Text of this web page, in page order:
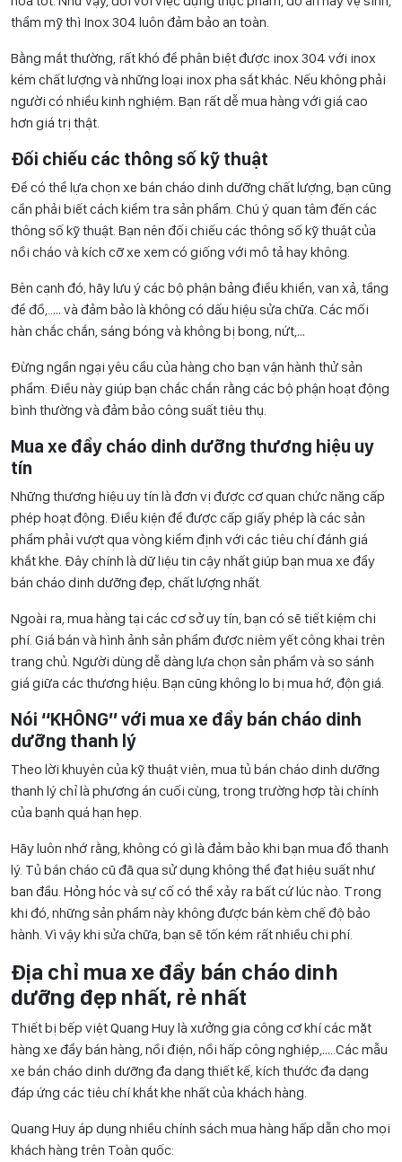
thẩm mỹ thì Inox 304 luôn đảm bảo an toàn.
Bằng mắt thường, rất khó để phân biệt được inox 304 với inox
kém chất lượng và những loại inox pha sắt khác. Nếu không phải
người có nhiều kinh nghiệm. Bạn rất dễ mua hàng với giá cao
hơn giá trị thật.
Đối chiếu các thông số kỹ thuật
Để có thể lựa chọn xe bán cháo dinh dưỡng chất lượng, bạn cũng
cần phải biết cách kiểm tra sản phẩm. Chú ý quan tâm đến các
thông số kỹ thuật. Bạn nên đối chiếu các thông số kỹ thuật của
nồi cháo và kích cỡ xe xem có giống với mô tả hay không.
Bên cạnh đó, hãy lưu ý các bộ phận bảng điều khiển, van xả, tầng
để đồ,..… và đảm bảo là không có dấu hiệu sửa chữa. Các mối
hàn chắc chắn, sáng bóng và không bị bong, nứt,…
Đừng ngần ngại yêu cầu của hàng cho bạn vận hành thử sản
phẩm. Điều này giúp bạn chắc chắn rằng các bộ phận hoạt động
bình thường và đảm bảo công suất tiêu thụ.
Mua xe đẩy cháo dinh dưỡng thương hiệu uy
tín
Những thương hiệu uy tín là đơn vị được cơ quan chức năng cấp
phép hoạt động. Điều kiện để được cấp giấy phép là các sản
phẩm phải vượt qua vòng kiểm định với các tiêu chí đánh giá
khắt khe. Đây chính là dữ liệu tin cậy nhất giúp bạn mua xe đẩy
bán cháo dinh dưỡng đẹp, chất lượng nhất.
Ngoài ra, mua hàng tại các cơ sở uy tín, bạn có sẽ tiết kiệm chi
phí. Giá bán và hình ảnh sản phẩm được niêm yết công khai trên
trang chủ. Người dùng dễ dàng lựa chọn sản phẩm và so sánh
giá giữa các thương hiệu. Bạn cũng không lo bị mua hớ, độn giá.
Nói “KHÔNG” với mua xe đẩy bán cháo dinh
dưỡng thanh lý
Theo lời khuyên của kỹ thuật viên, mua tủ bán cháo dinh dưỡng
thanh lý chỉ là phương án cuối cùng, trong trường hợp tài chính
của bạnh quá hạn hẹp.
Hãy luôn nhớ rằng, không có gì là đảm bảo khi bạn mua đồ thanh
lý. Tủ bán cháo cũ đã qua sử dụng không thể đạt hiệu suất như
ban đầu. Hỏng hóc và sự cố có thể xảy ra bất cứ lúc nào. Trong
khi đó, những sản phẩm này không được bán kèm chế độ bảo
hành. Vì vậy khi sửa chữa, bạn sẽ tốn kém rất nhiều chi phí.
Địa chỉ mua xe đẩy bán cháo dinh
dưỡng đẹp nhất, rẻ nhất
Thiết bị bếp việt Quang Huy là xưởng gia công cơ khí các mặt
hàng xe đẩy bán hàng, nồi điện, nồi hấp công nghiệp,…..Các mẫu
xe bán cháo dinh dưỡng đa dạng thiết kế, kích thước đa dạng
đáp ứng các tiêu chí khắt khe nhất của khách hàng.
Quang Huy áp dụng nhiều chính sách mua hàng hấp dẫn cho mọi
khách hàng trên Toàn quốc: